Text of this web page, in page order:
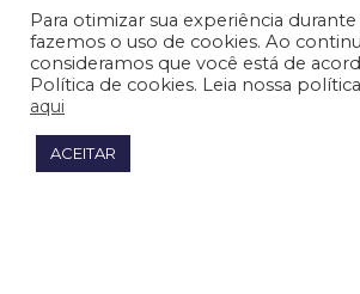
Para otimizar sua experiência durante
fazemos o uso de cookies. Ao
consideramos que você está de
Política de cookies. Leia nossa
aqui
ACEITAR